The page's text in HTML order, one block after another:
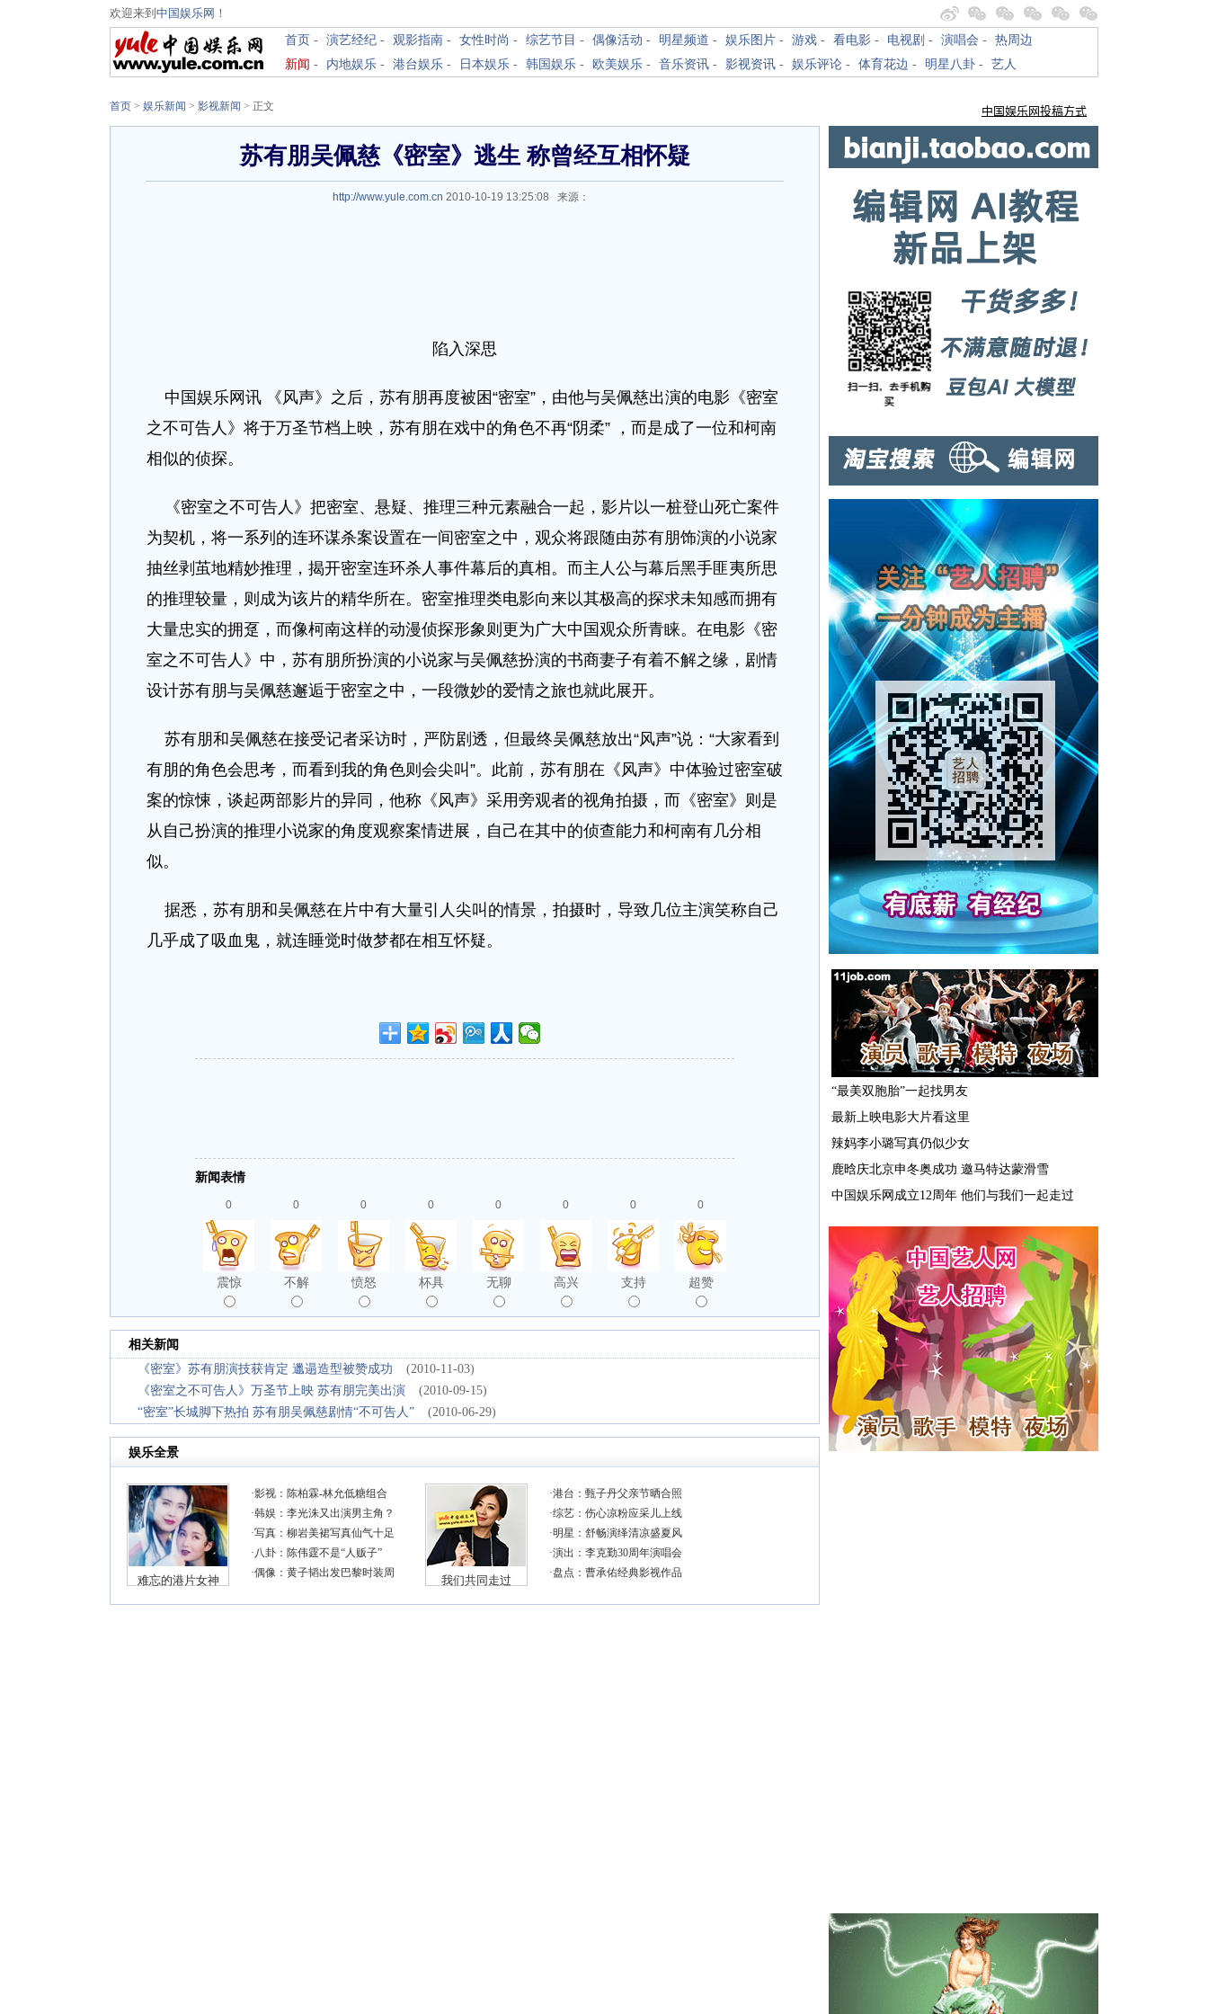
欢迎来到 中国娱乐网 ！
首页 - 演艺经纪 - 观影指南 - 女性时尚 - 综艺节目 - 偶像活动 - 明星频道 - 娱乐图片 - 游戏 - 看电影 - 电视剧 - 演唱会 - 热周边
新闻 - 内地娱乐 - 港台娱乐 - 日本娱乐 - 韩国娱乐 - 欧美娱乐 - 音乐资讯 - 影视资讯 - 娱乐评论 - 体育花边 - 明星八卦 - 艺人
首页 > 娱乐新闻 > 影视新闻 > 正文
苏有朋吴佩慈《密室》逃生 称曾经互相怀疑
http://www.yule.com.cn 2010-10-19 13:25:08 来源：
陷入深思
中国娱乐网讯 《风声》之后，苏有朋再度被困“密室”，由他与吴佩慈出演的电影《密室
之不可告人》将于万圣节档上映，苏有朋在戏中的角色不再“阴柔” ，而是成了一位和柯南
相似的侦探。
《密室之不可告人》把密室、悬疑、推理三种元素融合一起，影片以一桩登山死亡案件
为契机，将一系列的连环谋杀案设置在一间密室之中，观众将跟随由苏有朋饰演的小说家
抽丝剥茧地精妙推理，揭开密室连环杀人事件幕后的真相。而主人公与幕后黑手匪夷所思
的推理较量，则成为该片的精华所在。密室推理类电影向来以其极高的探求未知感而拥有
大量忠实的拥趸，而像柯南这样的动漫侦探形象则更为广大中国观众所青睐。在电影《密
室之不可告人》中，苏有朋所扮演的小说家与吴佩慈扮演的书商妻子有着不解之缘，剧情
设计苏有朋与吴佩慈邂逅于密室之中，一段微妙的爱情之旅也就此展开。
苏有朋和吴佩慈在接受记者采访时，严防剧透，但最终吴佩慈放出“风声”说：“大家看到
有朋的角色会思考，而看到我的角色则会尖叫”。此前，苏有朋在《风声》中体验过密室破
案的惊悚，谈起两部影片的异同，他称《风声》采用旁观者的视角拍摄，而《密室》则是
从自己扮演的推理小说家的角度观察案情进展，自己在其中的侦查能力和柯南有几分相
似。
据悉，苏有朋和吴佩慈在片中有大量引人尖叫的情景，拍摄时，导致几位主演笑称自己
几乎成了吸血鬼，就连睡觉时做梦都在相互怀疑。
新闻表情
0
震惊
0
不解
0
愤怒
0
杯具
0
无聊
0
高兴
0
支持
0
超赞
相关新闻
《密室》苏有朋演技获肯定 邋遢造型被赞成功
(2010-11-03)
《密室之不可告人》万圣节上映 苏有朋完美出演
(2010-09-15)
“密室”长城脚下热拍 苏有朋吴佩慈剧情“不可告人”
(2010-06-29)